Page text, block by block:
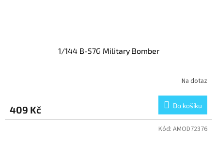
1/144 B-57G Military Bomber
Na dotaz
409 Kč Do košíku
Kód: AMOD72376